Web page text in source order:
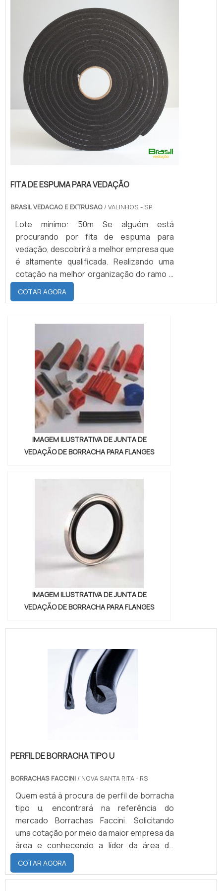
que não desbotam ou amarelam.MAIS
SOBRE FITA DE ESPUMA P...
FITA DE ESPUMA PARA VEDAÇÃO
BRASIL VEDACAO E EXTRUSAO / VALINHOS - SP
Lote mínimo: 50m Se alguém está
procurando por fita de espuma para
vedação, descobrirá a melhor empresa que
é altamente qualificada. Realizando uma
cotação na melhor organização do ramo e
descobrindo a maior referência de
qualidade da área de atuação.MAIS SOBRE
precisa de fita de espuma para vedação
em uma empresa inovadora, consegue
encontrar o site da Brasil Vedação. É
possível encontrar borrachas fabri...
COTAR AGORA
IMAGEM ILUSTRATIVA DE JUNTA DE
VEDAÇÃO DE BORRACHA PARA FLANGES
IMAGEM ILUSTRATIVA DE JUNTA DE
VEDAÇÃO DE BORRACHA PARA FLANGES
PERFIL DE BORRACHA TIPO U
BORRACHAS FACCINI / NOVA SANTA RITA - RS
Quem está à procura de perfil de borracha
tipo u, encontrará na referência do
mercado Borrachas Faccini. Solicitando
uma cotação por meio da maior empresa da
área e conhecendo a líder da área de
atuação. Quando o tema é perfil de
borracha tipo u, com a melhor mão de obra
da Borrachas Faccini poderá encontrar
COTAR AGORA